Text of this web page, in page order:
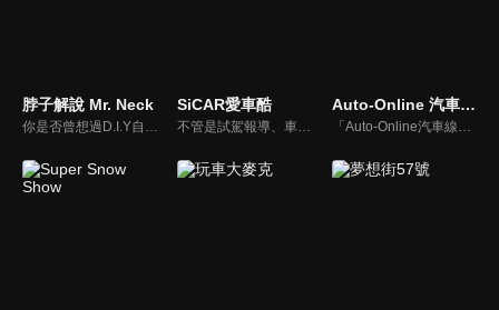
脖子解說 Mr. Neck
你是否曾想過D.I.Y自己的愛車卻尋求不到協助？你是否考慮特定車款卻不知風評如何？你是否想跟廣大的車友們交流、交心、交朋友？分享「說車、玩車、聊車」的大小事！不管你懂車、不懂車、甚至是想買車的朋友，我們會把最新的車市資訊，以及養車的小知識分享給大家！
SiCAR愛車酷
不管是試駕報導、車用產品試用分享或是安全駕駛教室等等，「SiCAR愛車酷」都會不定期推出各式風格的汽車短片與你們分享。
Auto-Online 汽車線上情報誌
「Auto-Online汽車線上情報誌」成立於1999年，是一個將網路平台、平面雜誌與影音頻道結合的專業汽車媒體。影音內容：汽車試駕、重機試駕、車壇快訊、老車單元以及集體評比，我們致力呈現最真實的試駕體驗。